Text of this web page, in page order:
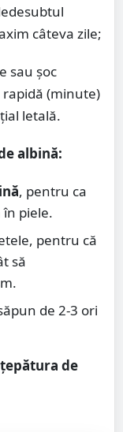
câteva zile;
sau şoc
(minute)
letală.
albină:
, pentru ca
în piele.
pentru că
să
de 2-3 ori
de